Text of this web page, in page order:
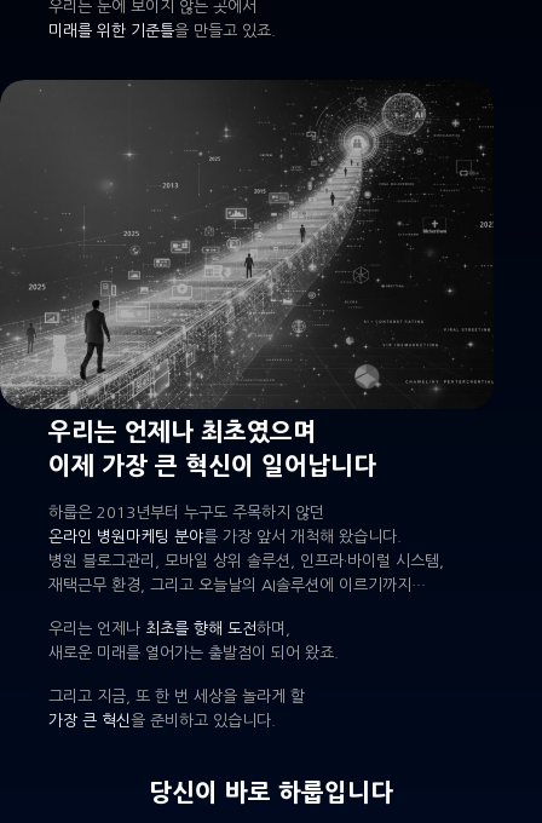
우리는 눈에 보이지 않는 곳에서
미래를 위한 기준틀을 만들고 있죠.
우리는 언제나 최초였으며
이제 가장 큰 혁신이 일어납니다
하룹은 2013년부터 누구도 주목하지 않던
온라인 병원마케팅 분야를 가장 앞서 개척해 왔습니다.
병원 블로그관리, 모바일 상위 솔루션, 인프라·바이럴 시스템,
재택근무 환경, 그리고 오늘날의 AI솔루션에 이르기까지…
우리는 언제나 최초를 향해 도전하며,
새로운 미래를 열어가는 출발점이 되어 왔죠.
그리고 지금, 또 한 번 세상을 놀라게 할
가장 큰 혁신을 준비하고 있습니다.
당신이 바로 하룹입니다